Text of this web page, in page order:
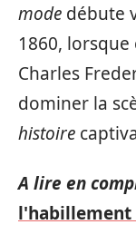
mode débute
1860,
Charles
dominer la
histoire
A lire en